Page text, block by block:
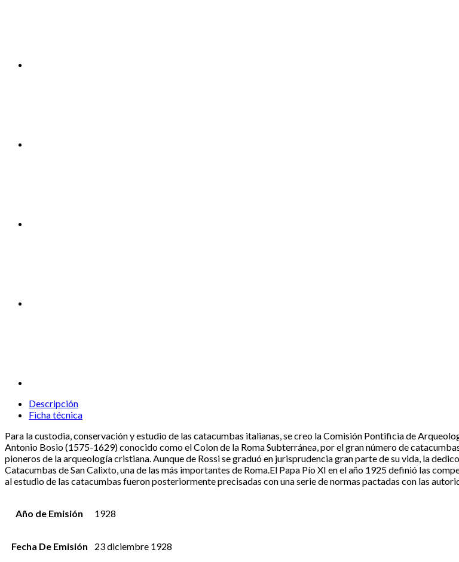
Descripción
Ficha técnica
Para la custodia, conservación y estudio de las catacumbas italianas, se creo la Comisión Pontificia de
Antonio Bosio (1575-1629) conocido como el Colon de la Roma Subterránea, por el gran número de
pioneros de la arqueología cristiana. Aunque de Rossi se graduó en jurisprudencia gran parte de su vida, la
Catacumbas de San Calixto, una de las más importantes de Roma.El Papa Pío XI en el año 1925 definió las
al estudio de las catacumbas fueron posteriormente precisadas con una serie de normas pactadas con las
Año de Emisión 1928
Fecha De Emisión 23 diciembre 1928